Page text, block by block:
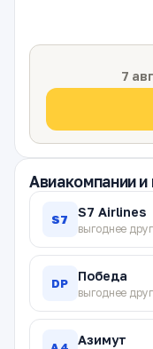
7
Авиакомпании
S7 S7 Airlines
выгоднее
DP Победа
выгоднее
Азимут